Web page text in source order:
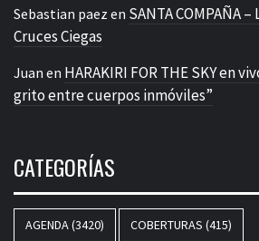
Sebastian paez en SANTA COMPAÑA
Cruces Ciegas
Juan en HARAKIRI FOR THE SKY en
grito entre cuerpos inmóviles”
CATEGORÍAS
AGENDA(3420) COBERTURAS (415)